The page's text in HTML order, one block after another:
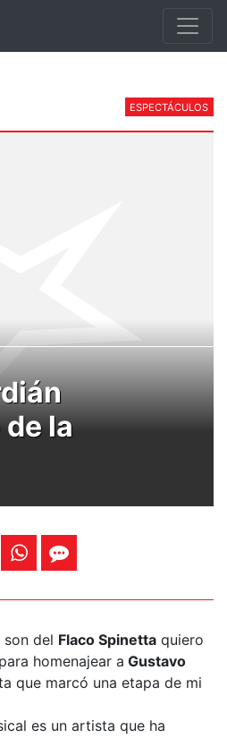
ESPECTÁCULOS
la
son del Flaco Spinetta quiero
homenajear a Gustavo
que marcó una etapa de mi
es un artista que ha